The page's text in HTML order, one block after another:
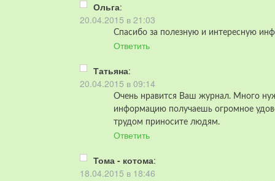
Ольга:
20.04.2015 в 21:03
Спасибо за полезную и интересную
Ответить
Татьяна:
20.04.2015 в 09:14
Очень нравится Ваш журнал. Много
информацию получаешь огромное
трудом приносите людям.
Ответить
Тома - котома:
18.04.2015 в 18:46